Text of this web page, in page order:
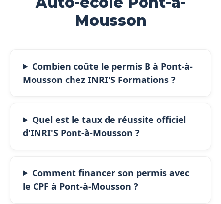
Mousson
Combien coûte le permis B à Pont-à-
Mousson chez INRI'S Formations ?
Quel est le taux de réussite officiel
d'INRI'S Pont-à-Mousson ?
Comment financer son permis avec
le CPF à Pont-à-Mousson ?